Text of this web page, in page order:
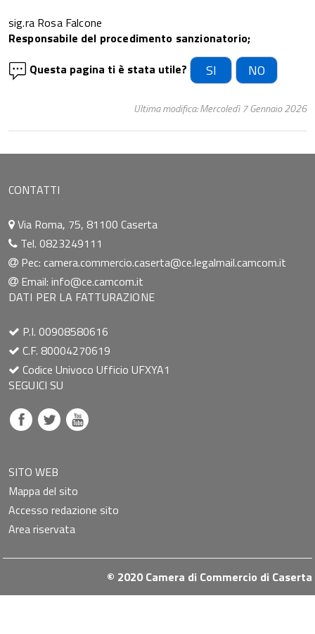
sig.ra Rosa Falcone
Responsabile del procedimento sanzionatorio;
Questa pagina ti è stata utile?
SI NO
Ultima modifica: Mercoledì 7 Gennaio 2026
CONTATTI
Via Roma, 75, 81100 Caserta
Tel. 0823249111
Pec: camera.commercio.caserta@ce.legalmail.camcom.it
Email: info@ce.camcom.it
DATI PER LA FATTURAZIONE
P.I. 00908580616
C.F. 80004270619
Codice Univoco Ufficio UFXYA1
SEGUICI SU
SITO WEB
Mappa del sito
Accesso redazione sito
Area riservata
© 2020 Camera di Commercio di Caserta